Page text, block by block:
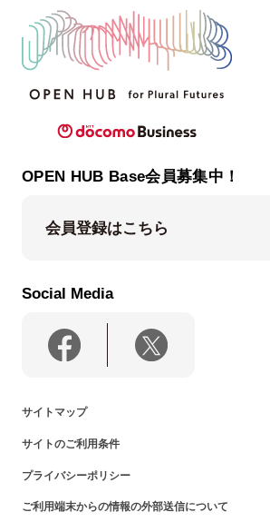
OPEN HUB Base会員募集中！
会員登録はこちら
Social Media
サイトマップ
サイトのご利用条件
プライバシーポリシー
ご利用端末からの情報の外部送信について